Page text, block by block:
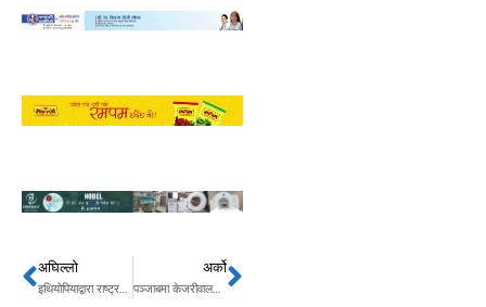
Prev
अघिल्लो
इथियोपियाद्वारा राष्ट्रसङ्घका सात कर्मचारी देश निकाला
अर्को
पञ्जाबमा केजरीवालको प्रतिवद्धता- आम आदमीले जिते स्वास्थ्य सेवा निःशुल्क Next